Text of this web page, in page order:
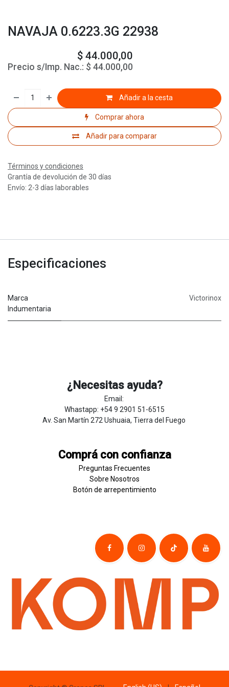
NAVAJA 0.6223.3G 22938
$ 44.000,00
Precio s/Imp. Nac.: $ 44.000,00
Añadir a la cesta
Comprar ahora
Añadir para comparar
Términos y condiciones
Grantía de devolución de 30 días
Envío: 2-3 días laborables
Especificaciones
Marca
Indumentaria
Victorinox
¿Necesitas ayuda?
Email:
Whastapp: +54 9 2901 51-6515
Av. San Martín 272 Ushuaia, Tierra del Fuego
Comprá con confianza
Preguntas Frecuentes
Sobre Nosotros
Botón de ​arrepentim​​​iento